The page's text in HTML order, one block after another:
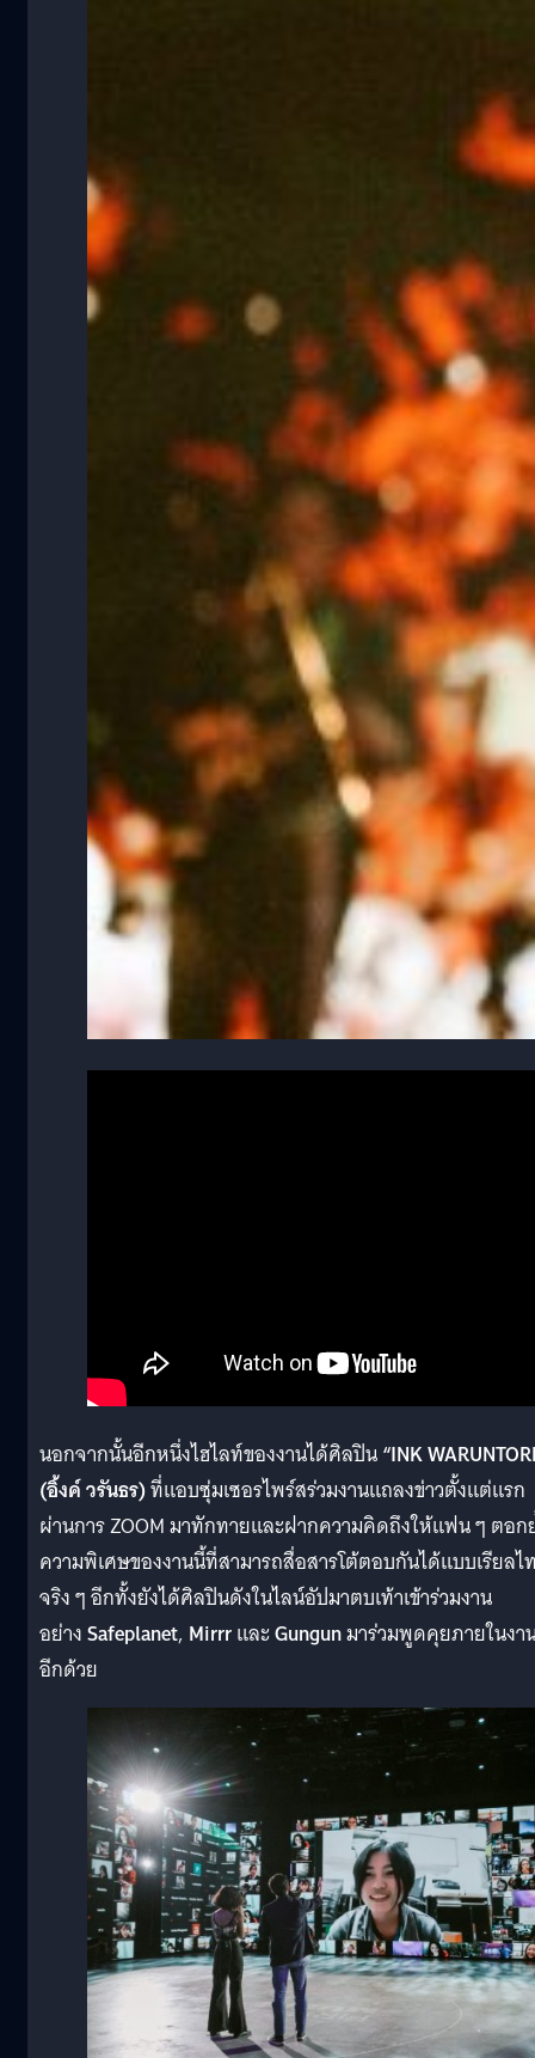
นอกจากนั้นอีกหนึ่งไฮไลท์ของงานได้ศิลปิน“INK
(อิ้งค์ วรันธร)ที่แอบซุ่มเซอรไพร์สร่วมงานแถลงข่าวตั้งแต่แรก
ผ่านการ ZOOM มาทักทายและฝากความคิดถึงให้แฟน ๆ ตอก
ความพิเศษของงานนี้ที่สามารถสื่อสารโต้ตอบกันได้แบบเรียลไ
จริง ๆ อีกทั้งยังได้ศิลปินดังในไลน์อัปมาตบเท้าเข้าร่วมงาน
อย่างSafeplanet, MirrrและGungunมาร่วมพูดคุยภายในงา
อีกด้วย